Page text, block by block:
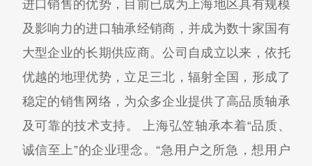
进口销售的优势，目前已成为上海地区具有规模
及影响力的进口轴承经销商，并成为数十家国有
大型企业的长期供应商。公司自成立以来，依托
优越的地理优势，立足三北，辐射全国，形成了
稳定的销售网络，为众多企业提供了高品质轴承
及可靠的技术支持。 上海弘笠轴承本着“品质、
诚信至上”的企业理念。“急用户之所急，想用户